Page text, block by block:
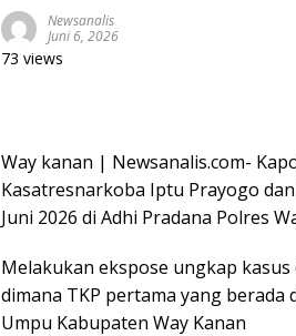
Newsanalis
Juni 6, 2026
73 views
Way kanan | Newsanalis.com-
Kasatresnarkoba Iptu Prayogo
Juni 2026 di Adhi Pradana Polres
Melakukan ekspose ungkap
dimana TKP pertama yang berada
Umpu Kabupaten Way Kanan